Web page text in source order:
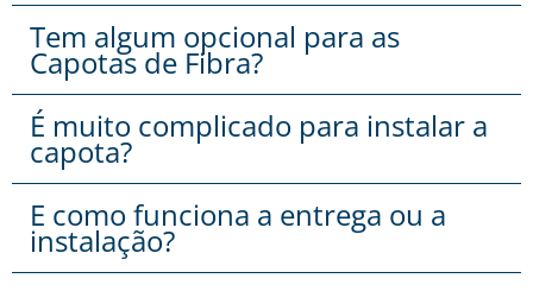
Tem algum opcional para as
Capotas de Fibra?
É muito complicado para instalar a
capota?
E como funciona a entrega ou a
instalação?